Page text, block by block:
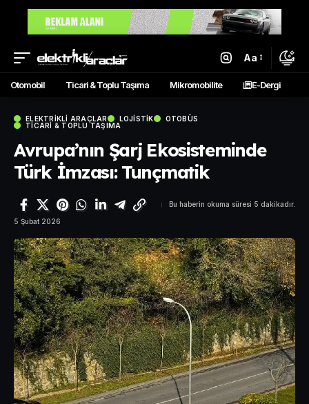
Aa
Otomobil Ticari & Toplu Taşıma Mikromobilite E-Dergi
ELEKTRIKLI ARAÇLAR LOJISTIK
OTOBÜS
TICARI & TOPLU TAŞIMA
Avrupa’nın Şarj Ekosisteminde
Türk İmzası: Tunçmatik
5 Şubat 2026
Bu haberin okuma süresi 5 dakikadır.